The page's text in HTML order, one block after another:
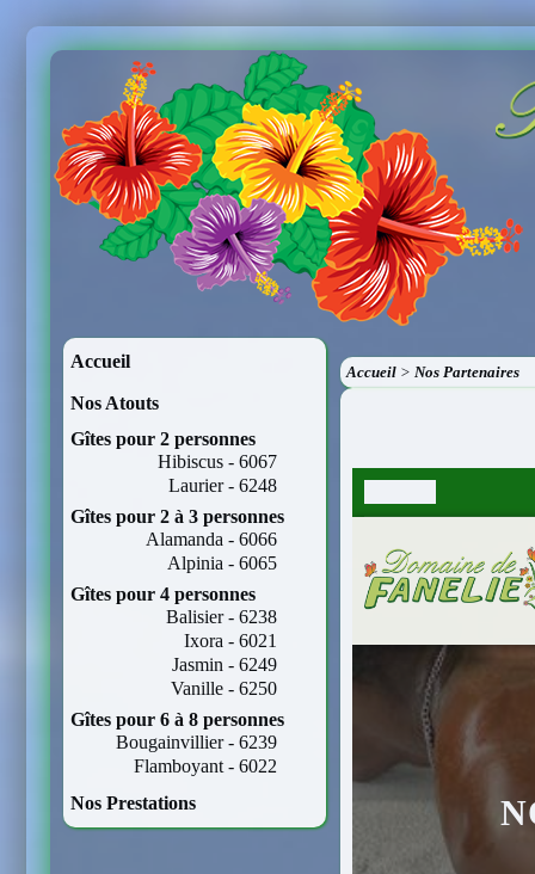
Accueil
Nos Atouts
Gîtes pour 2 personnes
Hibiscus - 6067
Laurier - 6248
Gîtes pour 2 à 3 personnes
Alamanda - 6066
Alpinia - 6065
Gîtes pour 4 personnes
Balisier - 6238
Ixora - 6021
Jasmin - 6249
Vanille - 6250
Gîtes pour 6 à 8 personnes
Bougainvillier - 6239
Flamboyant - 6022
Nos Prestations
Accueil > Nos Partenaires